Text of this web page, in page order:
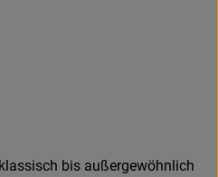
bis außergewöhnlich